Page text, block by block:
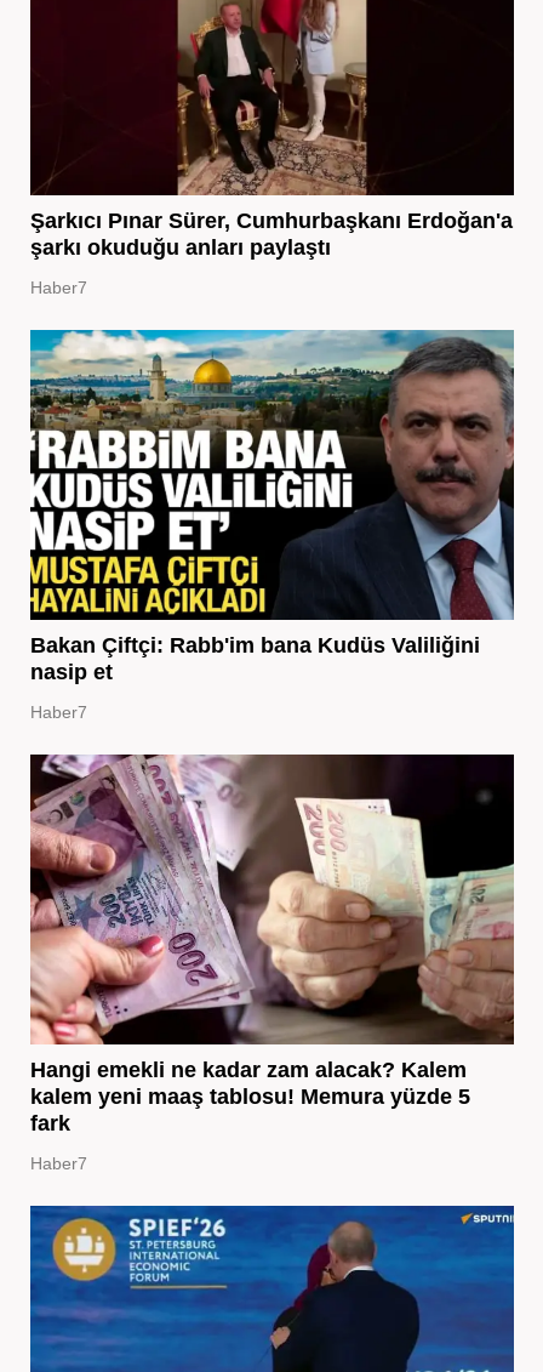
Şarkıcı Pınar Sürer, Cumhurbaşkanı Erdoğan'a
şarkı okuduğu anları paylaştı
Haber7
Bakan Çiftçi: Rabb'im bana Kudüs Valiliğini
nasip et
Haber7
Hangi emekli ne kadar zam alacak? Kalem
kalem yeni maaş tablosu! Memura yüzde 5
fark
Haber7